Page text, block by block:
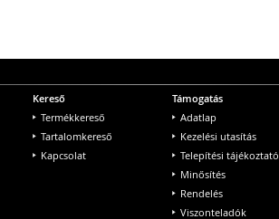
Kereső
Termékkereső
Tartalomkereső
Kapcsolat
Támogatás
Adatlap
Kezelési utasítás
Telepítési tájékoztató
Minősítés
Rendelés
Viszonteladók